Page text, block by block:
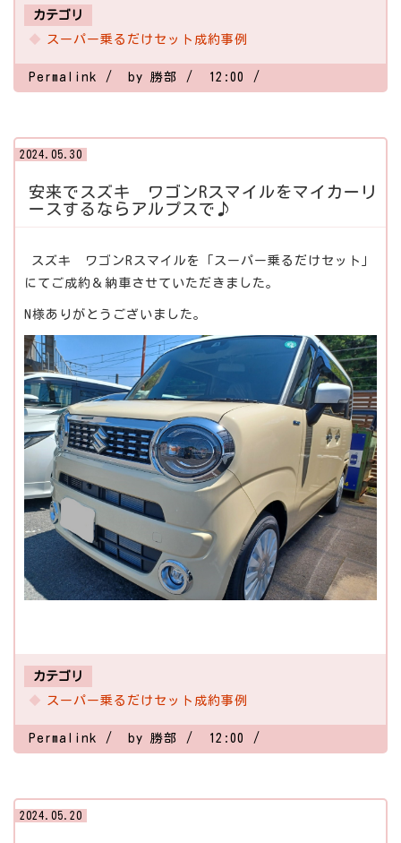
カテゴリ
スーパー乗るだけセット成約事例
Permalink by 勝部 12:00
2024.05.30
安来でスズキ ワゴンRスマイルをマイカーリ
ースするならアルプスで♪
スズキ ワゴンRスマイルを「スーパー乗るだけセット」
にてご成約＆納車させていただきました。
N様ありがとうございました。
カテゴリ
スーパー乗るだけセット成約事例
Permalink by 勝部 12:00
2024.05.20